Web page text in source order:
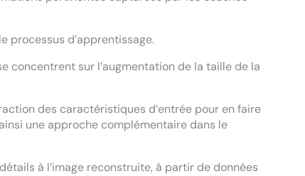
processus d’apprentissage.
concentrent sur l’augmentation de la taille de la
des caractéristiques d’entrée pour en faire
une approche complémentaire dans le
à l’image reconstruite, à partir de données